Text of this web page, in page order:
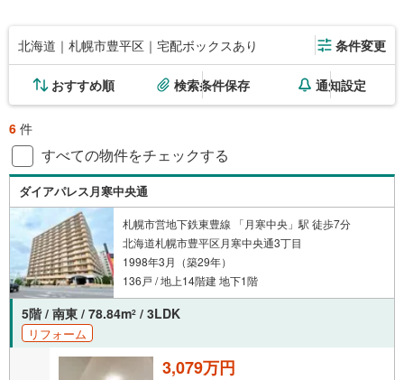
北海道｜札幌市豊平区｜宅配ボックスあり 条件変更
おすすめ順 検索条件保存 通知設定
6 件
すべての物件をチェックする
ダイアパレス月寒中央通
札幌市営地下鉄東豊線 「月寒中央」駅 徒歩7分
北海道札幌市豊平区月寒中央通3丁目
1998年3月（築29年）
136戸 / 地上14階建 地下1階
5階 / 南東 / 78.84m2 / 3LDK
リフォーム
3,079万円